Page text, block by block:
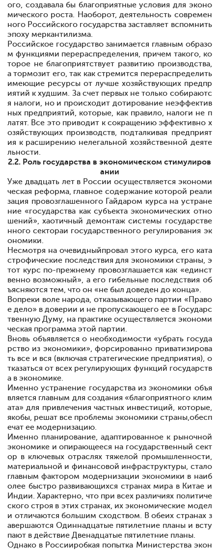
ого, создавала бы благоприятные условия для эконо
мического роста. Наоборот, деятельность современ
ного Российского государства заставляет вспомнить
эпоху меркантилизма.
Российское государство занимается главным образо
м функциями перераспределения, причем такого, ко
торое не благоприятствует развитию производства,
а тормозит его, так как стремится перераспределить
имеющие ресурсы от лучше хозяйствующих предпр
иятий к худшим. За счет первых не только собираютс
я налоги, но и происходит дотирование неэффектив
ных предприятий, которые, как правило, налоги не п
латят. Все это приводит к сокращению эффективно х
озяйствующих производств, подталкивая предприят
ия к расширению нелегальной хозяйственной деяте
льности.
2.2. Роль государства в экономическом стимулиров
ании
Уже двадцать лет в России осуществляется экономи
ческая реформа, главное содержание которой реали
зация провозглашенного Гайдаром курса на устране
ние «государства как субъекта экономических отно
шений», хаотичный демонтаж системы государстве
нного сектораи государственного регулирования эк
ономики.
Несмотря на очевидныйпровал этого курса, его ката
строфические последствия для экономики страны, э
тот курс по-прежнему провозглашается как «единст
венно возможный», а его гибельные последствия об
ъясняются тем, что он «не был доведен до конца».
Вопреки воле народа, отказывающего партии «Право
е дело» в доверии и не пропускающего ее в Государс
твенную Думу, на практике осуществляется экономи
ческая программа этой партии.
Вновь объявляется о необходимости «убрать госуда
рство из экономики», форсированно приватизирова
ть все и вся (включая стратегические предприятия), о
тказаться от всех регулирующих функций государств
а в экономике.
Именно устранение государства из экономики объя
вляется главным для создания «благоприятного клим
ата» для привлечения частных инвестиций, которые,
якобы, решат все проблемы экономики страны,обесп
ечат ее модернизацию.
Именно планирование, адаптированное к рыночной
экономике и опирающееся на государственный сект
ор в ключевых отраслях тяжелой промышленности,
материальной и финансовой инфраструктуры, стало
главным фактором модернизации экономики в наиб
олее быстро развивающихся странах мира в Китае и
Индии. Характерно, что при всех различиях политиче
ского строя в этих странах, их экономические модел
и отличаются большим сходством. В обеих странах з
авершаются Одиннадцатые пятилетние планы и всту
пают в действие Двенадцатые пятилетние планы.
Однако в Россииробкая попытка Министерства экон